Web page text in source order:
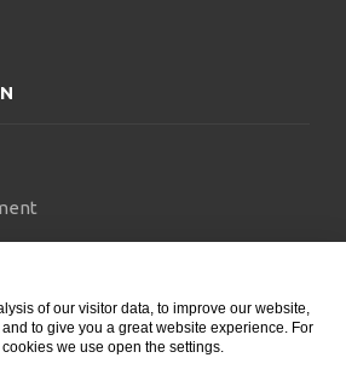
of our visitor data, to improve our website,
to give you a great website experience. For
we use open the settings.